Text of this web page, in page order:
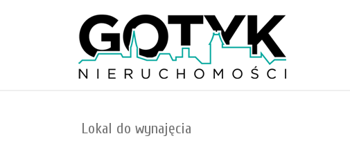
Lokal do wynajęcia